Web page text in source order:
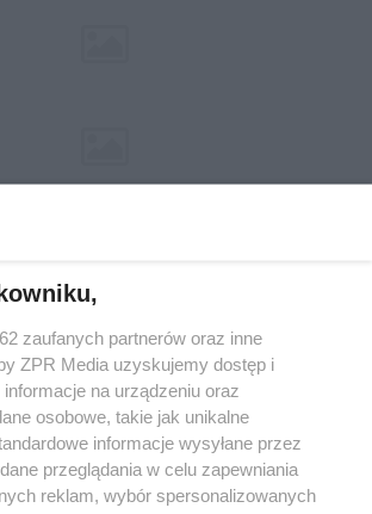
w serwisie nie może być powielany i
dalej rozpowszechniany w jakikolwiek sposób (w
lub mechaniczny) na jakimkolwiek polu
formie, włącznie z umieszczaniem w
zgody właściciela praw. Jakiekolwiek użycie lub
w całości lub w części z naruszeniem prawa,
jest zabronione pod groźbą kary i może być
zaufanych partnerów oraz inne
ZPR Media uzyskujemy dostęp i
na urządzeniu oraz
osobowe, takie jak unikalne
informacje wysyłane przez
przeglądania w celu zapewniania
reklam, wybór spersonalizowanych